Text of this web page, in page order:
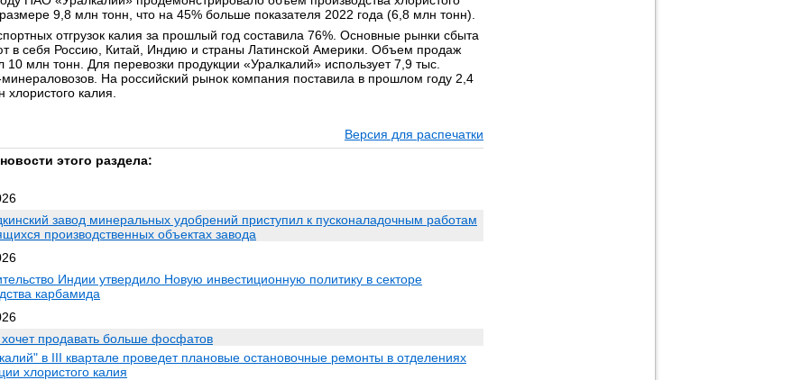
9,8 млн тонн, что на 45% больше показателя 2022 года (6,8 млн тонн).
отгрузок калия за прошлый год составила 76%. Основные рынки сбыта
в себя Россию, Китай, Индию и страны Латинской Америки. Объем продаж
10 млн тонн. Для перевозки продукции «Уралкалий» использует 7,9 тыс.
минераловозов. На российский рынок компания поставила в прошлом году 2,4
хлористого калия.
Версия для распечатки
этого раздела:
завод минеральных удобрений приступил к пусконаладочным работам
производственных объектах завода
Индии утвердило Новую инвестиционную политику в секторе
карбамида
продавать больше фосфатов
в III квартале проведет плановые остановочные ремонты в отделениях
хлористого калия